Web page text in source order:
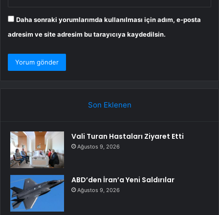
Daha sonraki yorumlarımda kullanılması için adım, e-posta
adresim ve site adresim bu tarayıcıya kaydedilsin.
Son Eklenen
Vali Turan Hastaları Ziyaret Etti
Ağustos 9, 2026
ABD’den İran’a Yeni Saldırılar
Ağustos 9, 2026